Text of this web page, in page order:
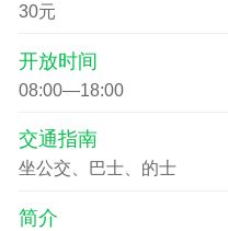
30元
开放时间
08:00—18:00
交通指南
坐公交、巴士、的士
简介